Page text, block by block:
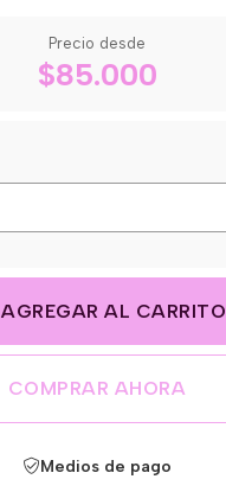
Precio desde
$85.000
AGREGAR AL CARRITO
COMPRAR AHORA
Medios de pago